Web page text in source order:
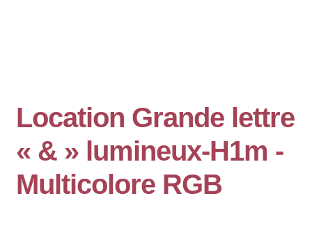
Location Grande lettre
« & » lumineux-H1m -
Multicolore RGB